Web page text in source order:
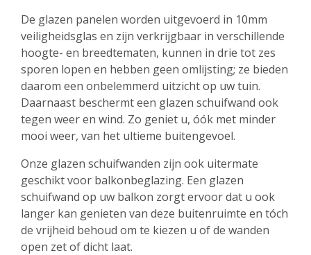
De glazen panelen worden uitgevoerd in 10mm
veiligheidsglas en zijn verkrijgbaar in verschillende
hoogte- en breedtematen, kunnen in drie tot zes
sporen lopen en hebben geen omlijsting; ze bieden
daarom een onbelemmerd uitzicht op uw tuin.
Daarnaast beschermt een glazen schuifwand ook
tegen weer en wind. Zo geniet u, óók met minder
mooi weer, van het ultieme buitengevoel.
Onze glazen schuifwanden zijn ook uitermate
geschikt voor balkonbeglazing. Een glazen
schuifwand op uw balkon zorgt ervoor dat u ook
langer kan genieten van deze buitenruimte en tóch
de vrijheid behoud om te kiezen u of de wanden
open zet of dicht laat.